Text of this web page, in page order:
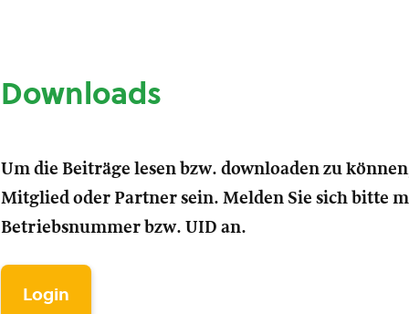
Downloads
Um die Beiträge lesen bzw. downloaden zu
Mitglied oder Partner sein. Melden Sie sich bitte
Betriebsnummer bzw. UID an.
Login